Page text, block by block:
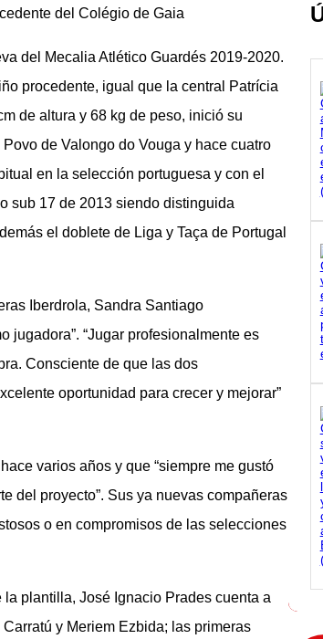
del Colégio de Gaia
del Mecalia Atlético Guardés 2019-2020.
procedente, igual que la central Patrícia
de altura y 68 kg de peso, inició su
de Valongo do Vouga y hace cuatro
en la selección portuguesa y con el
sub 17 de 2013 siendo distinguida
el doblete de Liga y Taça de Portugal
Iberdrola, Sandra Santiago
jugadora”. “Jugar profesionalmente es
Consciente de que las dos
oportunidad para crecer y mejorar”
varios años y que “siempre me gustó
del proyecto”. Sus ya nuevas compañeras
o en compromisos de las selecciones
plantilla, José Ignacio Prades cuenta a
y Meriem Ezbida; las primeras